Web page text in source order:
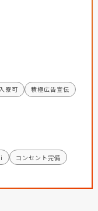
寮可
積極広告宣伝
コンセント完備